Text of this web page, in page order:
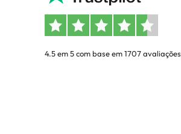
4.5 em 5 com base em 1707 avaliações